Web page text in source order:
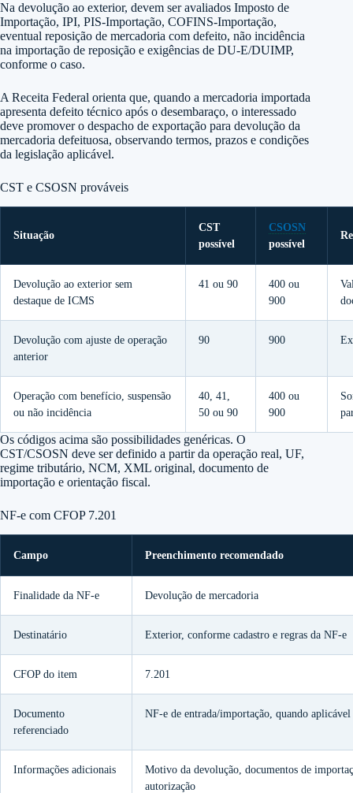
Na devolução ao exterior, devem ser avaliados Imposto de
Importação, IPI, PIS-Importação, COFINS-Importação,
eventual reposição de mercadoria com defeito, não incidência
na importação de reposição e exigências de DU-E/DUIMP,
conforme o caso.
A Receita Federal orienta que, quando a mercadoria importada
apresenta defeito técnico após o desembaraço, o interessado
deve promover o despacho de exportação para devolução da
mercadoria defeituosa, observando termos, prazos e condições
da legislação aplicável.
CST e CSOSN prováveis
Situação
CST
possível
CSOSN
possível
Devolução ao exterior sem
destaque de ICMS
41 ou 90
400 ou
900
Devolução com ajuste de operação
anterior
90 900
Operação com benefício, suspensão
ou não incidência
40, 41,
50 ou 90
400 ou
900
Os códigos acima são possibilidades genéricas. O
CST/CSOSN deve ser definido a partir da operação real, UF,
regime tributário, NCM, XML original, documento de
importação e orientação fiscal.
NF-e com CFOP 7.201
Campo Preenchimento recomendado
Finalidade da NF-e Devolução de mercadoria
Destinatário Exterior, conforme cadastro e regras da NF-e
CFOP do item 7.201
Documento
referenciado
NF-e de entrada/importação, quando aplicável
Informações adicionais
Motivo da devolução, documentos de
autorização